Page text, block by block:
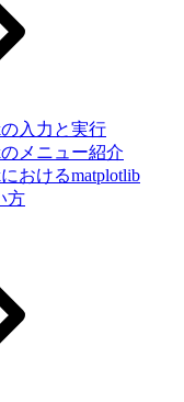
の入力と実行
のメニュー紹介
おけるmatplotlib
方